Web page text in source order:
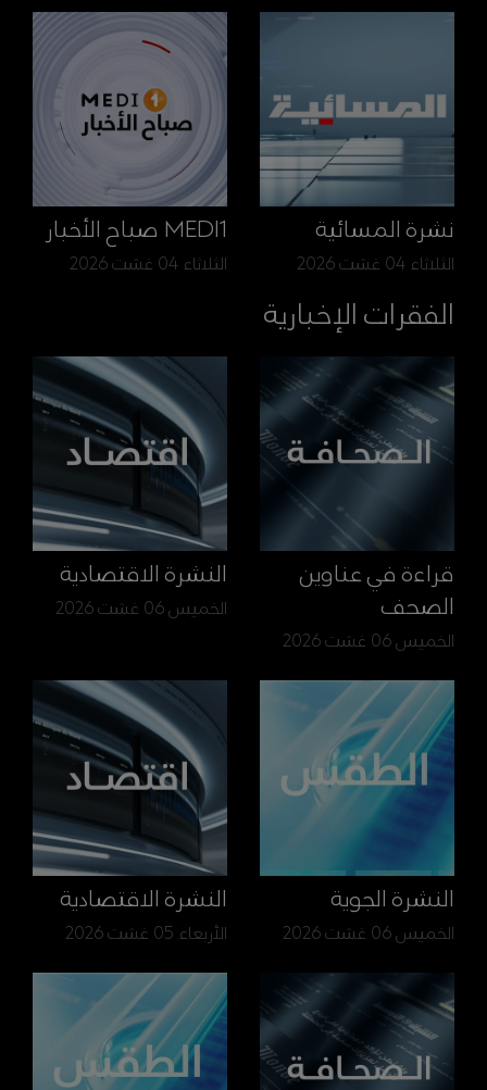
نشرة المسائية
الثلاثاء 04 غشت 2026
MEDI1 صباح الأخبار
الثلاثاء 04 غشت 2026
الفقرات الإخبارية
قراءة في عناوين
الصحف
الخميس 06 غشت 2026
النشرة الاقتصادية
الخميس 06 غشت 2026
النشرة الجوية
الخميس 06 غشت 2026
النشرة الاقتصادية
الأربعاء 05 غشت 2026